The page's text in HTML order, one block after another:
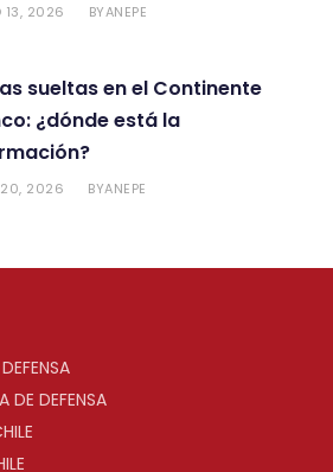
13, 2026 BYANEPE
sueltas en el Continente
¿dónde está la
20, 2026 BYANEPE
DE DEFENSA